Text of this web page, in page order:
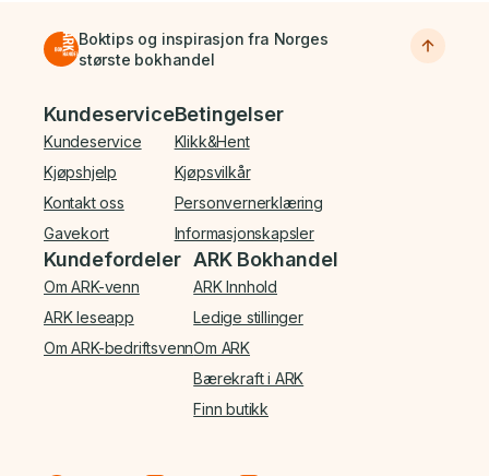
Boktips og inspirasjon fra Norges
største bokhandel
Bunnmeny
Kundeservice
Kundeservice
Kjøpshjelp
Kontakt oss
Gavekort
Betingelser
Klikk&Hent
Kjøpsvilkår
Personvernerklæring
Informasjonskapsler
Kundefordeler
Om ARK-venn
ARK leseapp
Om ARK-bedriftsvenn
ARK Bokhandel
ARK Innhold
Ledige stillinger
Om ARK
Bærekraft i ARK
Finn butikk